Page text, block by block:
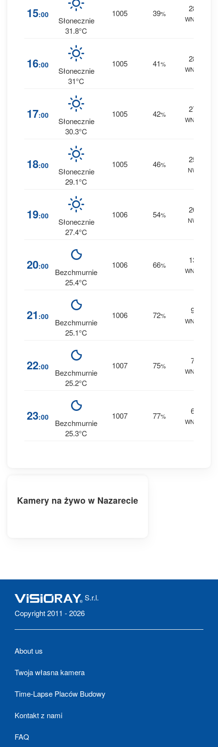
15:00
Słonecznie
31.8°C
1005 39%
28
WNW
16:00
Słonecznie
31°C
1005 41%
28
WNW
17:00
Słonecznie
30.3°C
1005 42%
27
WNW
18:00
Słonecznie
29.1°C
1005 46%
25
NW
19:00
Słonecznie
27.4°C
1006 54%
20
NW
20:00
Bezchmurnie
25.4°C
1006 66%
13
WNW
21 :00
Bezchmurnie
25.1°C
1006 72%
9
WNW
22:00
Bezchmurnie
25.2°C
1007 75%
7
WNW
23:00
Bezchmurnie
25.3°C
1007 77%
6
WNW
Kamery na żywo w Nazarecie
S.r.l.
Copyright 2011 - 2026
About us
Twoja własna kamera
Time-Lapse Placów Budowy
Kontakt z nami
FAQ